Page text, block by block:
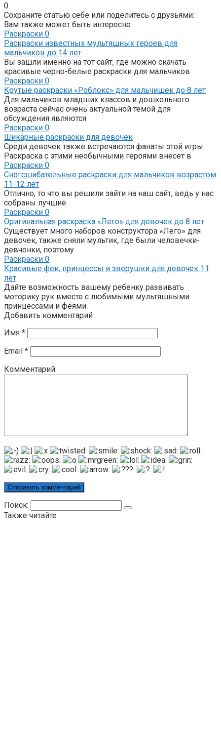
0
Сохраните статью себе или поделитесь с друзьями:
Вам также может быть интересно
Раскраски 0
Раскраски известных мультяшных героев для
мальчиков до 14 лет
Вы зашли именно на тот сайт, где можно скачать
красивые черно-белые раскраски для мальчиков
Раскраски 0
Крутые раскраски «Роблокс» для мальчишек до 8 лет
Для мальчиков младших классов и дошкольного
возраста сейчас очень актуальной темой для
обсуждения являются
Раскраски 0
Шикарные раскраски для девочек
Среди девочек также встречаются фанаты этой игры.
Раскраска с этими необычными героями внесет в
Раскраски 0
Сногсшибательные раскраски для мальчиков возрастом
11-12 лет
Отлично, то что вы решили зайти на наш сайт, ведь у нас
собраны лучшие
Раскраски 0
Оригинальная раскраска «Лего» для девочек до 8 лет
Существует много наборов конструктора «Лего» для
девочек, также сняли мультик, где были человечки-
девчонки, поэтому
Раскраски 0
Красивые феи, принцессы и зверушки для девочек 11
лет
Дайте возможность вашему ребенку развивать
моторику рук вместе с любимыми мультяшными
принцессами и феями.
Добавить комментарий
Имя *
Email *
Комментарий
Поиск:
Также читайте